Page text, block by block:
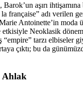
Barok’un aşırı
française” adı verilen
Antoinette’in
Neoklasik
tarzı elbiseler
çıktı; bu da
Ahlak